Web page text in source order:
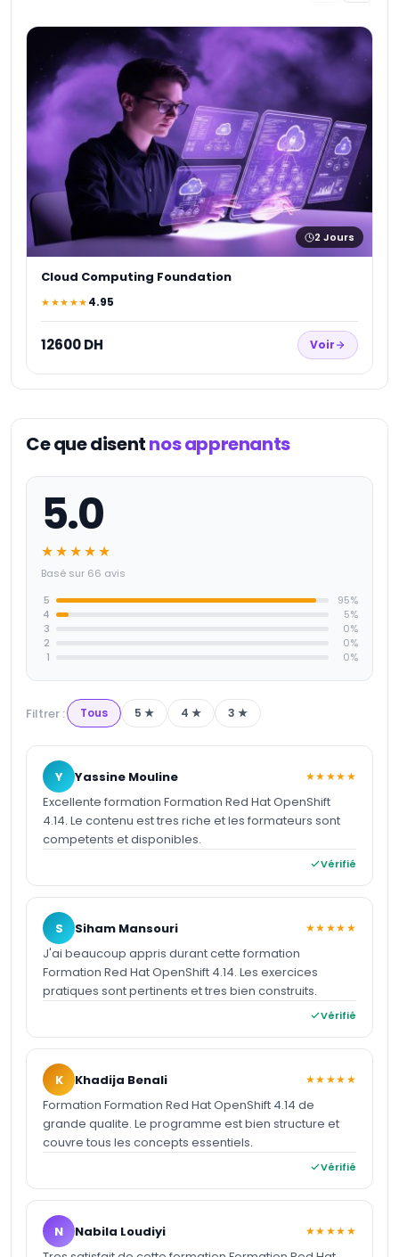
2 Jours
Cloud Computing Foundation
★★★★★4.95
12600 DH Voir
Ce que disentnos apprenants
5.0
★★★★★
Basé sur 66 avis
5
95%
4
5%
3
0%
2
0%
1
0%
Filtrer : Tous 5 ★ 4 ★ 3 ★
Y Yassine Mouline ★★★★★
Excellente formation Formation Red Hat OpenShift
4.14. Le contenu est tres riche et les formateurs sont
competents et disponibles.
Vérifié
S Siham Mansouri ★★★★★
J'ai beaucoup appris durant cette formation
Formation Red Hat OpenShift 4.14. Les exercices
pratiques sont pertinents et tres bien construits.
Vérifié
K Khadija Benali ★★★★★
Formation Formation Red Hat OpenShift 4.14 de
grande qualite. Le programme est bien structure et
couvre tous les concepts essentiels.
Vérifié
N Nabila Loudiyi ★★★★★